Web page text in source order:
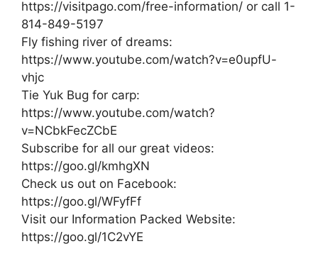
https://visitpago.com/free-information/ or call 1-
814-849-5197
Fly fishing river of dreams:
https://www.youtube.com/watch?v=e0upfU-
vhjc
Tie Yuk Bug for carp:
https://www.youtube.com/watch?
v=NCbkFecZCbE
Subscribe for all our great videos:
https://goo.gl/kmhgXN
Check us out on Facebook:
https://goo.gl/WFyfFf
Visit our Information Packed Website:
https://goo.gl/1C2vYE